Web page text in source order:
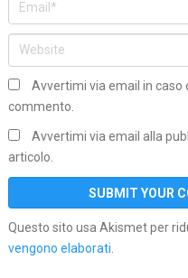
Avvertimi via email in caso
commento.
Avvertimi via email alla
articolo.
Questo sito usa Akismet per
vengono elaborati